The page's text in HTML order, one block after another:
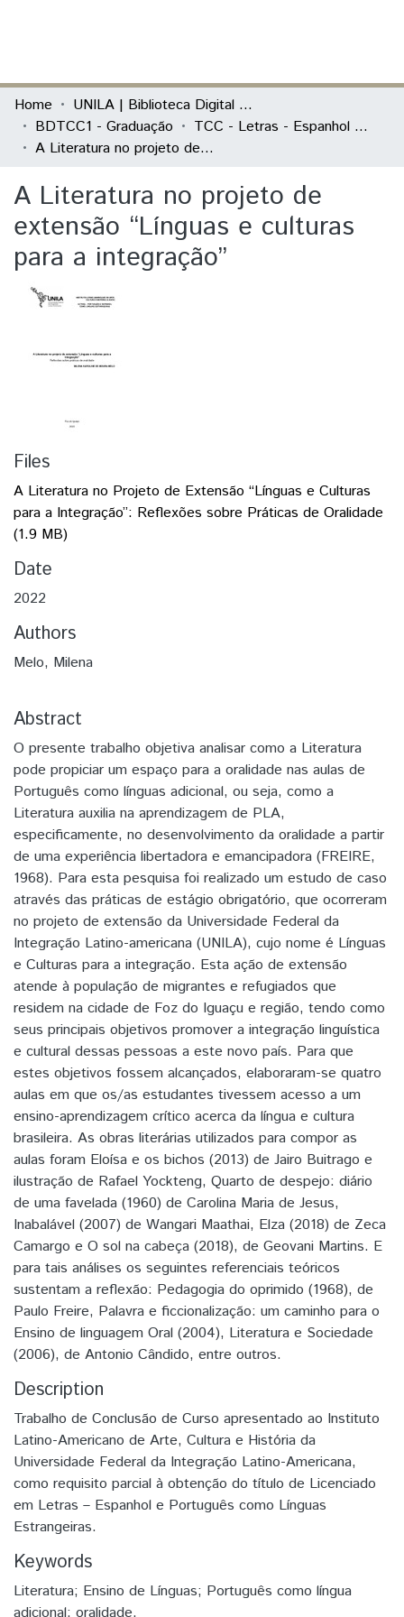
Communities & Collections
All of DSpace
Home
UNILA | Biblioteca Digital de Trabalhos de Conclusão de Curso
BDTCC1 - Graduação
TCC - Letras - Espanhol e Português como Línguas Estrangeiras
A Literatura no projeto de extensão “Línguas e culturas para a integração”
A Literatura no projeto de
extensão “Línguas e culturas
para a integração”
Files
A Literatura no Projeto de Extensão “Línguas e Culturas
para a Integração”: Reflexões sobre Práticas de Oralidade
(1.9 MB)
Date
2022
Authors
Melo, Milena
Abstract
O presente trabalho objetiva analisar como a Literatura
pode propiciar um espaço para a oralidade nas aulas de
Português como línguas adicional, ou seja, como a
Literatura auxilia na aprendizagem de PLA,
especificamente, no desenvolvimento da oralidade a partir
de uma experiência libertadora e emancipadora (FREIRE,
1968). Para esta pesquisa foi realizado um estudo de caso
através das práticas de estágio obrigatório, que ocorreram
no projeto de extensão da Universidade Federal da
Integração Latino-americana (UNILA), cujo nome é Línguas
e Culturas para a integração. Esta ação de extensão
atende à população de migrantes e refugiados que
residem na cidade de Foz do Iguaçu e região, tendo como
seus principais objetivos promover a integração linguística
e cultural dessas pessoas a este novo país. Para que
estes objetivos fossem alcançados, elaboraram-se quatro
aulas em que os/as estudantes tivessem acesso a um
ensino-aprendizagem crítico acerca da língua e cultura
brasileira. As obras literárias utilizados para compor as
aulas foram Eloísa e os bichos (2013) de Jairo Buitrago e
ilustração de Rafael Yockteng, Quarto de despejo: diário
de uma favelada (1960) de Carolina Maria de Jesus,
Inabalável (2007) de Wangari Maathai, Elza (2018) de Zeca
Camargo e O sol na cabeça (2018), de Geovani Martins. E
para tais análises os seguintes referenciais teóricos
sustentam a reflexão: Pedagogia do oprimido (1968), de
Paulo Freire, Palavra e ficcionalização: um caminho para o
Ensino de linguagem Oral (2004), Literatura e Sociedade
(2006), de Antonio Cândido, entre outros.
Description
Trabalho de Conclusão de Curso apresentado ao Instituto
Latino-Americano de Arte, Cultura e História da
Universidade Federal da Integração Latino-Americana,
como requisito parcial à obtenção do título de Licenciado
em Letras – Espanhol e Português como Línguas
Estrangeiras.
Keywords
Literatura; Ensino de Línguas; Português como língua